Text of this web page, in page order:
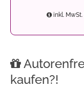
inkl.
kaufen?!